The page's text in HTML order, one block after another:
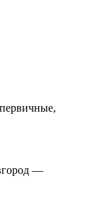
—